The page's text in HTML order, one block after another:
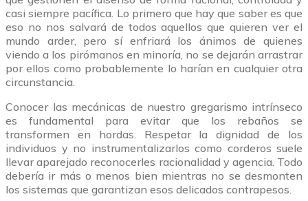
casi siempre pacífica. Lo primero que hay que saber es que
eso no nos salvará de todos aquellos que quieren ver el
mundo arder, pero sí enfriará los ánimos de quienes
viendo a los pirómanos en minoría, no se dejarán arrastrar
por ellos como probablemente lo harían en cualquier otra
circunstancia.
Conocer las mecánicas de nuestro gregarismo intrínseco
es fundamental para evitar que los rebaños se
transformen en hordas. Respetar la dignidad de los
individuos y no instrumentalizarlos como corderos suele
llevar aparejado reconocerles racionalidad y agencia. Todo
debería ir más o menos bien mientras no se desmonten
los sistemas que garantizan esos delicados contrapesos.